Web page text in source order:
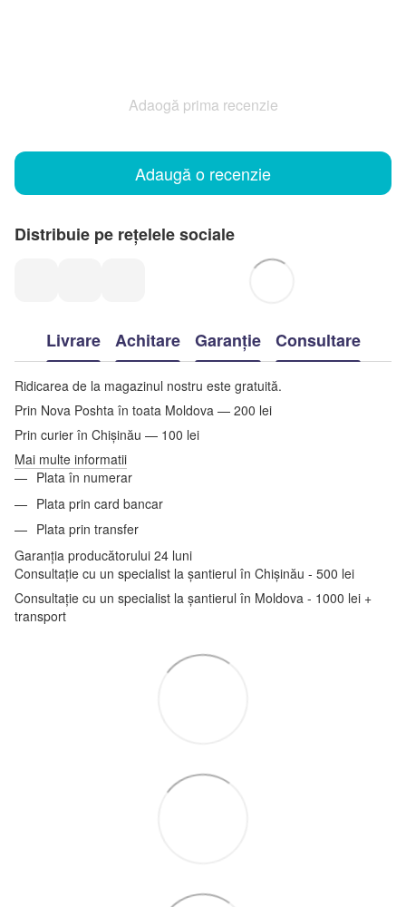
Adaogă prima recenzie
Adaugă o recenzie
Distribuie pe rețelele sociale
Livrare Achitare Garanție Consultare
Ridicarea de la magazinul nostru este gratuită.
Prin Nova Poshta în toata Moldova — 200 lei
Prin curier în Chișinău — 100 lei
Mai multe informatii
Plata în numerar
Plata prin card bancar
Plata prin transfer
Garanția producătorului 24 luni
Consultație cu un specialist la șantierul în Chișinău - 500 lei
Consultație cu un specialist la șantierul în Moldova - 1000 lei +
transport